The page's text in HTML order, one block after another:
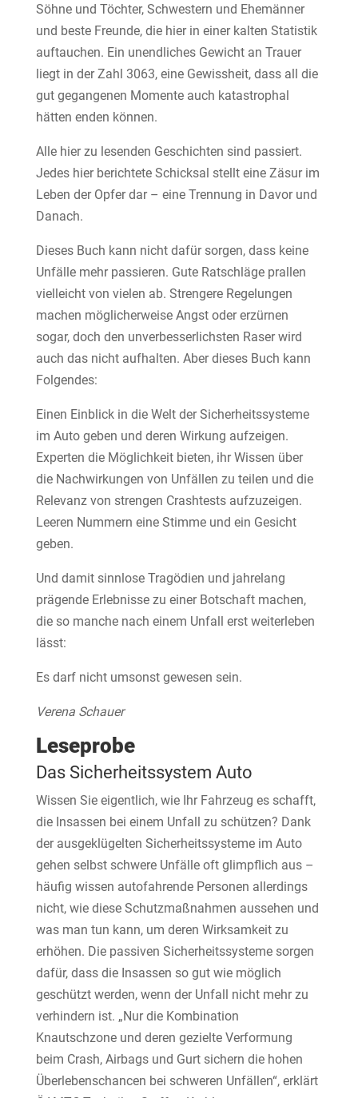
Söhne und Töchter, Schwestern und Ehemänner
und beste Freunde, die hier in einer kalten Statistik
auftauchen. Ein unendliches Gewicht an Trauer
liegt in der Zahl 3063, eine Gewissheit, dass all die
gut gegangenen Momente auch katastrophal
hätten enden können.
Alle hier zu lesenden Geschichten sind passiert.
Jedes hier berichtete Schicksal stellt eine Zäsur im
Leben der Opfer dar – eine Trennung in Davor und
Danach.
Dieses Buch kann nicht dafür sorgen, dass keine
Unfälle mehr passieren. Gute Ratschläge prallen
vielleicht von vielen ab. Strengere Regelungen
machen möglicherweise Angst oder erzürnen
sogar, doch den unverbesserlichsten Raser wird
auch das nicht aufhalten. Aber dieses Buch kann
Folgendes:
Einen Einblick in die Welt der Sicherheitssysteme
im Auto geben und deren Wirkung aufzeigen.
Experten die Möglichkeit bieten, ihr Wissen über
die Nachwirkungen von Unfällen zu teilen und die
Relevanz von strengen Crashtests aufzuzeigen.
Leeren Nummern eine Stimme und ein Gesicht
geben.
Und damit sinnlose Tragödien und jahrelang
prägende Erlebnisse zu einer Botschaft machen,
die so manche nach einem Unfall erst weiterleben
lässt:
Es darf nicht umsonst gewesen sein.
Verena Schauer
Leseprobe
Das Sicherheitssystem Auto
Wissen Sie eigentlich, wie Ihr Fahrzeug es schafft,
die Insassen bei einem Unfall zu schützen? Dank
der ausgeklügelten Sicherheitssysteme im Auto
gehen selbst schwere Unfälle oft glimpflich aus –
häufig wissen autofahrende Personen allerdings
nicht, wie diese Schutzmaßnahmen aussehen und
was man tun kann, um deren Wirksamkeit zu
erhöhen. Die passiven Sicherheitssysteme sorgen
dafür, dass die Insassen so gut wie möglich
geschützt werden, wenn der Unfall nicht mehr zu
verhindern ist. „Nur die Kombination
Knautschzone und deren gezielte Verformung
beim Crash, Airbags und Gurt sichern die hohen
Überlebenschancen bei schweren Unfällen“, erklärt